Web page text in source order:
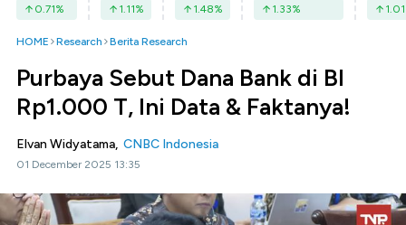
0.71% 1.11% 1.48% 1.33% 1.01
HOME Research Berita Research
Purbaya Sebut Dana Bank di BI
Rp1.000 T, Ini Data & Faktanya!
Elvan Widyatama, CNBC Indonesia
01 December 2025 13:35